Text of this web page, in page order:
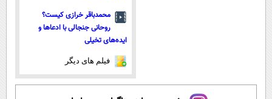
محمدباقر خرازی کیست؟
روحانی جنجالی با ادعاها و
ایده‌های تخیلی
فیلم های دیگر